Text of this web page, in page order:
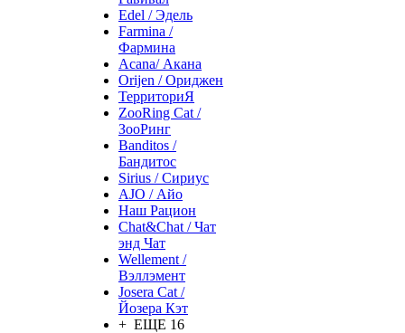
Edel / Эдель
Farmina /
Фармина
Acana/ Акана
Orijen / Ориджен
ТерриториЯ
ZooRing Cat /
ЗооРинг
Banditos /
Бандитос
Sirius / Сириус
AJO / Айо
Наш Рацион
Chat&Chat / Чат
энд Чат
Wellement /
Вэллэмент
Josera Cat /
Йозера Кэт
+ ЕЩЕ 16